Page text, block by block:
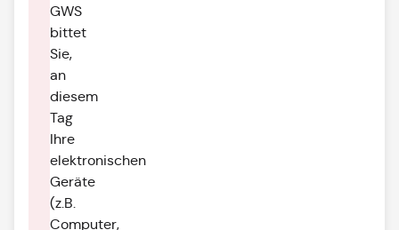
GWS
bittet
Sie,
an
diesem
Tag
Ihre
elektronischen
Geräte
(z.B.
Computer,